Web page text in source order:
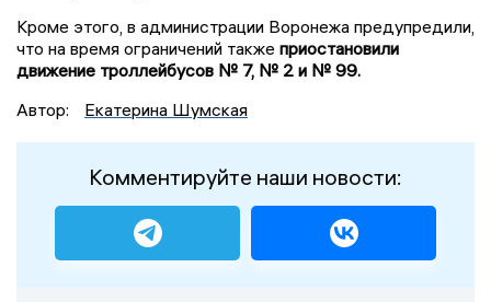
Кроме этого, в администрации Воронежа предупредили,
что на время ограничений также приостановили
движение троллейбусов № 7, № 2 и № 99.
Автор:
Екатерина Шумская
Комментируйте наши новости: